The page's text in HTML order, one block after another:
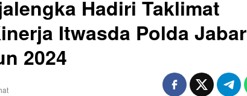
Hadiri Taklimat
Itwasda Polda Jabar
2024